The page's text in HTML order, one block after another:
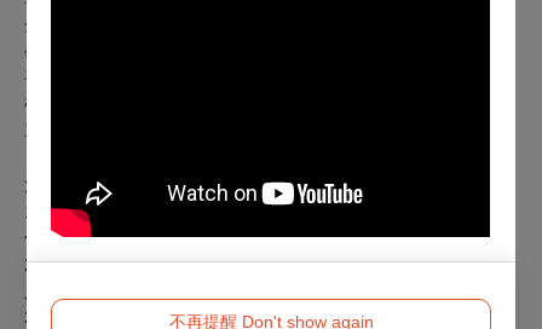
不再提醒 Don't show again
全票：每張250元
學生票：每張220元
平日日場票：每張180元
敬老愛心票：每張125元
單場票銷售期間：6/20 (五) 00：00起
注意事項：
1.電影片長超過150分鐘，各種票價需加收20元。特殊票價依
個別規定。
2.影展期間可於臺北市中山堂、光點華山、信義威秀影展現場
3.日場票：限週一至週五17：59以前開演之場次。